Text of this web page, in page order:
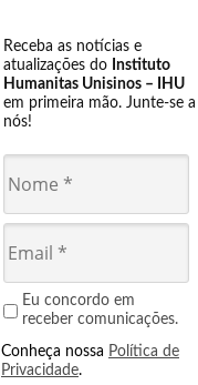
Receba as notícias e
atualizações do Instituto
Humanitas Unisinos – IHU
em primeira mão. Junte-se a
nós!
Eu concordo em
receber comunicações.
Conheça nossa Política de
Privacidade.